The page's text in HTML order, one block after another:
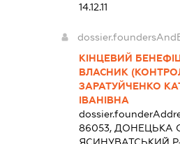
14.12.11
КІНЦЕВИЙ
ВЛАСНИК
ЗАРАТУЙЧЕНКО
ІВАНІВНА
86053, ДОНЕЦЬКА